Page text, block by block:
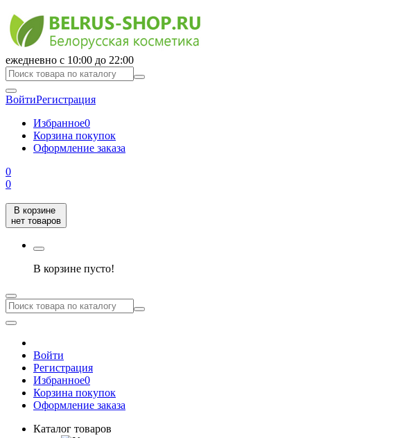
ежедневно с 10:00 до 22:00
ВойтиРегистрация
Избранное0
Корзина покупок
Оформление заказа
0
0
В корзине
нет товаров
В корзине пусто!
Войти
Регистрация
Избранное0
Корзина покупок
Оформление заказа
Каталог товаров